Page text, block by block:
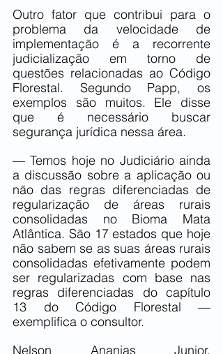
Outro fator que contribui para o
problema da velocidade de
implementação é a recorrente
judicialização em torno de
questões relacionadas ao Código
Florestal. Segundo Papp, os
exemplos são muitos. Ele disse
que é necessário buscar
segurança jurídica nessa área.
— Temos hoje no Judiciário ainda
a discussão sobre a aplicação ou
não das regras diferenciadas de
regularização de áreas rurais
consolidadas no Bioma Mata
Atlântica. São 17 estados que hoje
não sabem se as suas áreas rurais
consolidadas efetivamente podem
ser regularizadas com base nas
regras diferenciadas do capítulo
13 do Código Florestal —
exemplifica o consultor.
Nelson Ananias Junior,